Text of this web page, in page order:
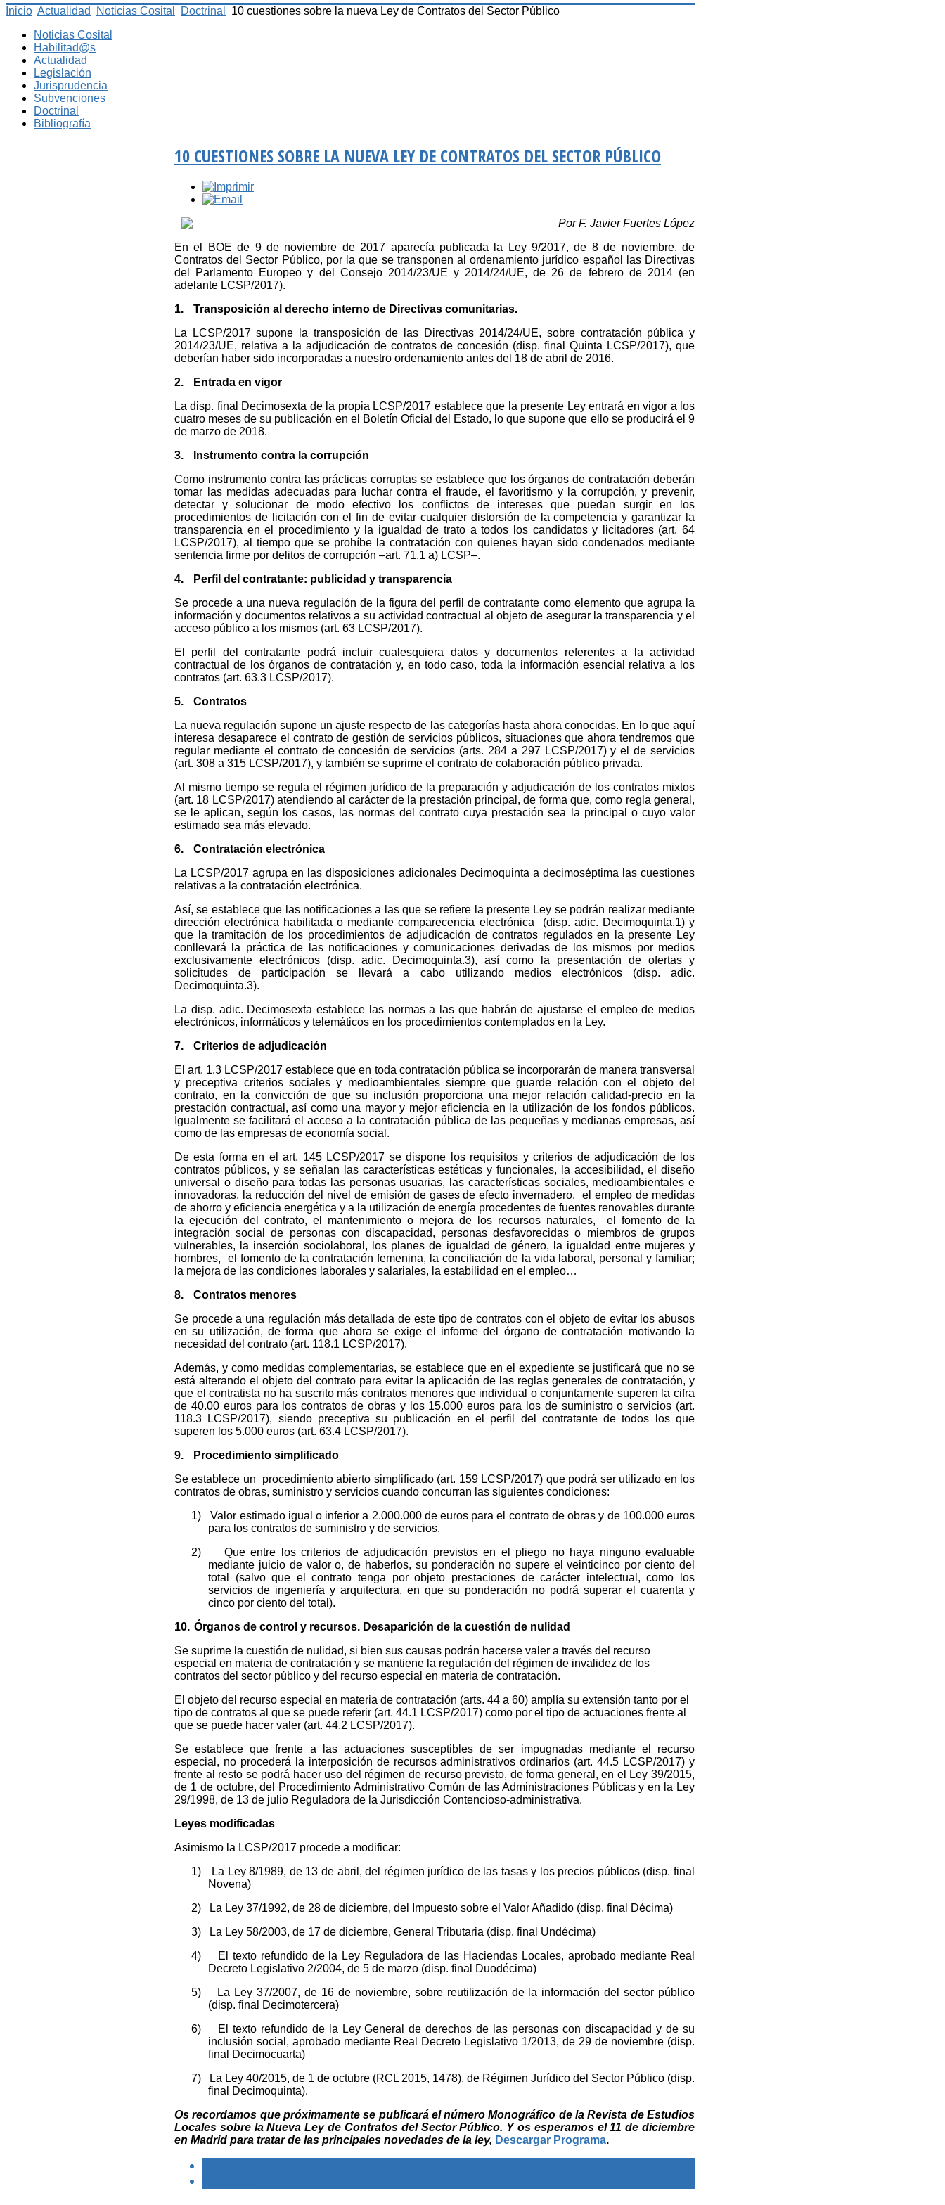
Inicio Actualidad Noticias Cosital Doctrinal
10 cuestiones sobre la nueva Ley de Contratos del Sector Público
Noticias Cosital
Habilitad@s
Actualidad
Legislación
Jurisprudencia
Subvenciones
Doctrinal
Bibliografía
10 CUESTIONES SOBRE LA NUEVA LEY DE CONTRATOS DEL SECTOR PÚBLICO
Por F. Javier Fuertes López
En el BOE de 9 de noviembre de 2017 aparecía publicada la Ley 9/2017, de 8 de noviembre, de
Contratos del Sector Público, por la que se transponen al ordenamiento jurídico español las Directivas
del Parlamento Europeo y del Consejo 2014/23/UE y 2014/24/UE, de 26 de febrero de 2014 (en
adelante LCSP/2017).
1.
Transposición al derecho interno de Directivas comunitarias.
La LCSP/2017 supone la transposición de las Directivas 2014/24/UE, sobre contratación pública y
2014/23/UE, relativa a la adjudicación de contratos de concesión (disp. final Quinta LCSP/2017), que
deberían haber sido incorporadas a nuestro ordenamiento antes del 18 de abril de 2016.
2.
Entrada en vigor
La disp. final Decimosexta de la propia LCSP/2017 establece que la presente Ley entrará en vigor a los
cuatro meses de su publicación en el Boletín Oficial del Estado, lo que supone que ello se producirá el 9
de marzo de 2018.
3.
Instrumento contra la corrupción
Como instrumento contra las prácticas corruptas se establece que los órganos de contratación deberán
tomar las medidas adecuadas para luchar contra el fraude, el favoritismo y la corrupción, y prevenir,
detectar y solucionar de modo efectivo los conflictos de intereses que puedan surgir en los
procedimientos de licitación con el fin de evitar cualquier distorsión de la competencia y garantizar la
transparencia en el procedimiento y la igualdad de trato a todos los candidatos y licitadores (art. 64
LCSP/2017), al tiempo que se prohíbe la contratación con quienes hayan sido condenados mediante
sentencia firme por delitos de corrupción –art. 71.1 a) LCSP–.
4.
Perfil del contratante: publicidad y transparencia
Se procede a una nueva regulación de la figura del perfil de contratante como elemento que agrupa la
información y documentos relativos a su actividad contractual al objeto de asegurar la transparencia y el
acceso público a los mismos (art. 63 LCSP/2017).
El perfil del contratante podrá incluir cualesquiera datos y documentos referentes a la actividad
contractual de los órganos de contratación y, en todo caso, toda la información esencial relativa a los
contratos (art. 63.3 LCSP/2017).
5.
Contratos
La nueva regulación supone un ajuste respecto de las categorías hasta ahora conocidas. En lo que aquí
interesa desaparece el contrato de gestión de servicios públicos, situaciones que ahora tendremos que
regular mediante el contrato de concesión de servicios (arts. 284 a 297 LCSP/2017) y el de servicios
(art. 308 a 315 LCSP/2017), y también se suprime el contrato de colaboración público privada.
Al mismo tiempo se regula el régimen jurídico de la preparación y adjudicación de los contratos mixtos
(art. 18 LCSP/2017) atendiendo al carácter de la prestación principal, de forma que, como regla general,
se le aplican, según los casos, las normas del contrato cuya prestación sea la principal o cuyo valor
estimado sea más elevado.
6.
Contratación electrónica
La LCSP/2017 agrupa en las disposiciones adicionales Decimoquinta a decimoséptima las cuestiones
relativas a la contratación electrónica.
Así, se establece que las notificaciones a las que se refiere la presente Ley se podrán realizar mediante
dirección electrónica habilitada o mediante comparecencia electrónica (disp. adic. Decimoquinta.1) y
que la tramitación de los procedimientos de adjudicación de contratos regulados en la presente Ley
conllevará la práctica de las notificaciones y comunicaciones derivadas de los mismos por medios
exclusivamente electrónicos (disp. adic. Decimoquinta.3), así como la presentación de ofertas y
solicitudes de participación se llevará a cabo utilizando medios electrónicos (disp. adic.
Decimoquinta.3).
La disp. adic. Decimosexta establece las normas a las que habrán de ajustarse el empleo de medios
electrónicos, informáticos y telemáticos en los procedimientos contemplados en la Ley.
7.
Criterios de adjudicación
El art. 1.3 LCSP/2017 establece que en toda contratación pública se incorporarán de manera transversal
y preceptiva criterios sociales y medioambientales siempre que guarde relación con el objeto del
contrato, en la convicción de que su inclusión proporciona una mejor relación calidad-precio en la
prestación contractual, así como una mayor y mejor eficiencia en la utilización de los fondos públicos.
Igualmente se facilitará el acceso a la contratación pública de las pequeñas y medianas empresas, así
como de las empresas de economía social.
De esta forma en el art. 145 LCSP/2017 se dispone los requisitos y criterios de adjudicación de los
contratos públicos, y se señalan las características estéticas y funcionales, la accesibilidad, el diseño
universal o diseño para todas las personas usuarias, las características sociales, medioambientales e
innovadoras, la reducción del nivel de emisión de gases de efecto invernadero, el empleo de medidas
de ahorro y eficiencia energética y a la utilización de energía procedentes de fuentes renovables durante
la ejecución del contrato, el mantenimiento o mejora de los recursos naturales, el fomento de la
integración social de personas con discapacidad, personas desfavorecidas o miembros de grupos
vulnerables, la inserción sociolaboral, los planes de igualdad de género, la igualdad entre mujeres y
hombres, el fomento de la contratación femenina, la conciliación de la vida laboral, personal y familiar;
la mejora de las condiciones laborales y salariales, la estabilidad en el empleo…
8.
Contratos menores
Se procede a una regulación más detallada de este tipo de contratos con el objeto de evitar los abusos
en su utilización, de forma que ahora se exige el informe del órgano de contratación motivando la
necesidad del contrato (art. 118.1 LCSP/2017).
Además, y como medidas complementarias, se establece que en el expediente se justificará que no se
está alterando el objeto del contrato para evitar la aplicación de las reglas generales de contratación, y
que el contratista no ha suscrito más contratos menores que individual o conjuntamente superen la cifra
de 40.00 euros para los contratos de obras y los 15.000 euros para los de suministro o servicios (art.
118.3 LCSP/2017), siendo preceptiva su publicación en el perfil del contratante de todos los que
superen los 5.000 euros (art. 63.4 LCSP/2017).
9.
Procedimiento simplificado
Se establece un procedimiento abierto simplificado (art. 159 LCSP/2017) que podrá ser utilizado en los
contratos de obras, suministro y servicios cuando concurran las siguientes condiciones:
1)
Valor estimado igual o inferior a 2.000.000 de euros para el contrato de obras y de 100.000 euros
para los contratos de suministro y de servicios.
2)
Que entre los criterios de adjudicación previstos en el pliego no haya ninguno evaluable
mediante juicio de valor o, de haberlos, su ponderación no supere el veinticinco por ciento del
total (salvo que el contrato tenga por objeto prestaciones de carácter intelectual, como los
servicios de ingeniería y arquitectura, en que su ponderación no podrá superar el cuarenta y
cinco por ciento del total).
10. Órganos de control y recursos. Desaparición de la cuestión de nulidad
Se suprime la cuestión de nulidad, si bien sus causas podrán hacerse valer a través del recurso
especial en materia de contratación y se mantiene la regulación del régimen de invalidez de los
contratos del sector público y del recurso especial en materia de contratación.
El objeto del recurso especial en materia de contratación (arts. 44 a 60) amplía su extensión tanto por el
tipo de contratos al que se puede referir (art. 44.1 LCSP/2017) como por el tipo de actuaciones frente al
que se puede hacer valer (art. 44.2 LCSP/2017).
Se establece que frente a las actuaciones susceptibles de ser impugnadas mediante el recurso
especial, no procederá la interposición de recursos administrativos ordinarios (art. 44.5 LCSP/2017) y
frente al resto se podrá hacer uso del régimen de recurso previsto, de forma general, en el Ley 39/2015,
de 1 de octubre, del Procedimiento Administrativo Común de las Administraciones Públicas y en la Ley
29/1998, de 13 de julio Reguladora de la Jurisdicción Contencioso-administrativa.
Leyes modificadas
Asimismo la LCSP/2017 procede a modificar:
1)
La Ley 8/1989, de 13 de abril, del régimen jurídico de las tasas y los precios públicos (disp. final
Novena)
2)
La Ley 37/1992, de 28 de diciembre, del Impuesto sobre el Valor Añadido (disp. final Décima)
3)
La Ley 58/2003, de 17 de diciembre, General Tributaria (disp. final Undécima)
4)
El texto refundido de la Ley Reguladora de las Haciendas Locales, aprobado mediante Real
Decreto Legislativo 2/2004, de 5 de marzo (disp. final Duodécima)
5)
La Ley 37/2007, de 16 de noviembre, sobre reutilización de la información del sector público
(disp. final Decimotercera)
6)
El texto refundido de la Ley General de derechos de las personas con discapacidad y de su
inclusión social, aprobado mediante Real Decreto Legislativo 1/2013, de 29 de noviembre (disp.
final Decimocuarta)
7)
La Ley 40/2015, de 1 de octubre (RCL 2015, 1478), de Régimen Jurídico del Sector Público (disp.
final Decimoquinta).
Os recordamos que próximamente se publicará el número Monográfico de la Revista de Estudios
Locales sobre la Nueva Ley de Contratos del Sector Público. Y os esperamos el 11 de diciembre
en Madrid para tratar de las principales novedades de la ley, Descargar Programa.